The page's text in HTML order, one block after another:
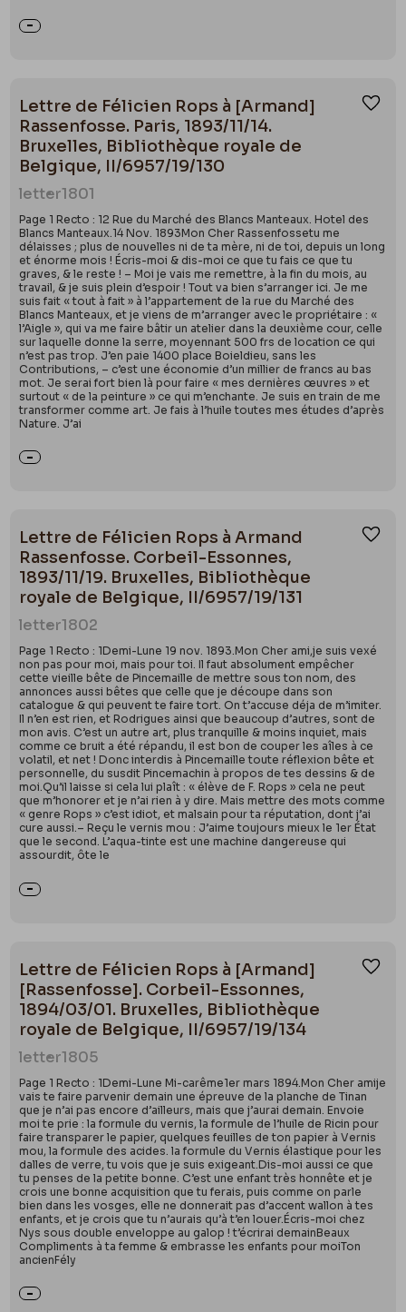
Lettre de Félicien Rops à [Armand]
Rassenfosse. Paris, 1893/11/14.
Bruxelles, Bibliothèque royale de
Belgique, II/6957/19/130
letter1801
Page 1 Recto : 12 Rue du Marché des Blancs Manteaux. Hotel des
Blancs Manteaux.14 Nov. 1893Mon Cher Rassenfossetu me
délaisses ; plus de nouvelles ni de ta mère, ni de toi, depuis un long
et énorme mois ! Écris-moi & dis-moi ce que tu fais ce que tu
graves, & le reste ! – Moi je vais me remettre, à la fin du mois, au
travail, & je suis plein d’espoir ! Tout va bien s’arranger ici. Je me
suis fait « tout à fait » à l’appartement de la rue du Marché des
Blancs Manteaux, et je viens de m’arranger avec le propriétaire : «
l’Aigle », qui va me faire bâtir un atelier dans la deuxième cour, celle
sur laquelle donne la serre, moyennant 500 frs de location ce qui
n’est pas trop. J’en paie 1400 place Boieldieu, sans les
Contributions, – c’est une économie d’un millier de francs au bas
mot. Je serai fort bien là pour faire « mes dernières œuvres » et
surtout « de la peinture » ce qui m’enchante. Je suis en train de me
transformer comme art. Je fais à l’huile toutes mes études d’après
Nature. J’ai
Lettre de Félicien Rops à Armand
Rassenfosse. Corbeil-Essonnes,
1893/11/19. Bruxelles, Bibliothèque
royale de Belgique, II/6957/19/131
letter1802
Page 1 Recto : 1Demi-Lune 19 nov. 1893.Mon Cher ami,je suis vexé
non pas pour moi, mais pour toi. Il faut absolument empêcher
cette vieille bête de Pincemaille de mettre sous ton nom, des
annonces aussi bêtes que celle que je découpe dans son
catalogue & qui peuvent te faire tort. On t’accuse déja de m’imiter.
Il n’en est rien, et Rodrigues ainsi que beaucoup d’autres, sont de
mon avis. C’est un autre art, plus tranquille & moins inquiet, mais
comme ce bruit a été répandu, il est bon de couper les aîles à ce
volatil, et net ! Donc interdis à Pincemaille toute réflexion bête et
personnelle, du susdit Pincemachin à propos de tes dessins & de
moi.Qu’il laisse si cela lui plaît : « élève de F. Rops » cela ne peut
que m’honorer et je n’ai rien à y dire. Mais mettre des mots comme
« genre Rops » c’est idiot, et malsain pour ta réputation, dont j’ai
cure aussi.– Reçu le vernis mou : J’aime toujours mieux le 1er État
que le second. L’aqua-tinte est une machine dangereuse qui
assourdit, ôte le
Lettre de Félicien Rops à [Armand]
[Rassenfosse]. Corbeil-Essonnes,
1894/03/01. Bruxelles, Bibliothèque
royale de Belgique, II/6957/19/134
letter1805
Page 1 Recto : 1Demi-Lune Mi-carême1er mars 1894.Mon Cher amije
vais te faire parvenir demain une épreuve de la planche de Tinan
que je n’ai pas encore d’ailleurs, mais que j’aurai demain. Envoie
moi te prie : la formule du vernis, la formule de l’huile de Ricin pour
faire transparer le papier, quelques feuilles de ton papier à Vernis
mou, la formule des acides. la formule du Vernis élastique pour les
dalles de verre, tu vois que je suis exigeant.Dis-moi aussi ce que
tu penses de la petite bonne. C’est une enfant très honnête et je
crois une bonne acquisition que tu ferais, puis comme on parle
bien dans les vosges, elle ne donnerait pas d’accent wallon à tes
enfants, et je crois que tu n’aurais qu’à t’en louer.Écris-moi chez
Nys sous double enveloppe au galop ! t’écrirai demainBeaux
Compliments à ta femme & embrasse les enfants pour moiTon
ancienFély